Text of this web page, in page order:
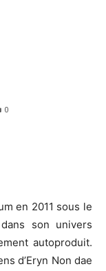
0
en 2011 sous le
son univers
autoproduit.
d’Eryn Non dae